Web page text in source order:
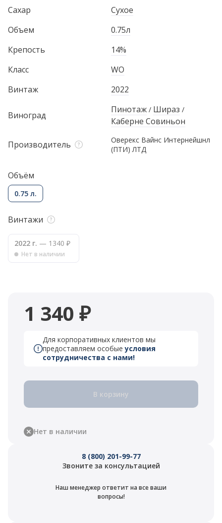
Сахар
Сухое
Объем
0.75л
Крепость
14%
Класс
WO
Винтаж
2022
Виноград
Пинотаж / Шираз /
Каберне Совиньон
Производитель
Оверекс Вайнс Интернейшнл
(ПТИ) ЛТД
Объём
0.75 л.
Винтажи
2022 г. — 1340 ₽
Нет в наличии
1 340 ₽
Для корпоративных клиентов мы
предоставляем особыеусловия
сотрудничества с нами!
В корзину
Нет в наличии
8 (800) 201-99-77
Звоните за консультацией
Наш менеджер ответит на все ваши
вопросы!